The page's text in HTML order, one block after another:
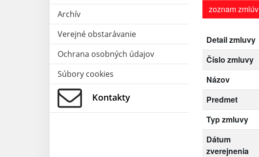
Archív
Verejné obstarávanie
Ochrana osobných údajov
Súbory cookies
Kontakty
zoznam zmlúv
Detail zmluvy
Číslo zmluvy
Názov
Predmet
Typ zmluvy
Dátum
zverejnenia